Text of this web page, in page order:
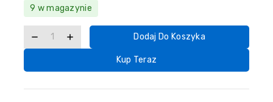
9 w magazynie
Dodaj Do Koszyka
Kup Teraz